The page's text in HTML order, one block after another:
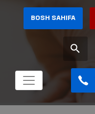
BOSH SAHIFA